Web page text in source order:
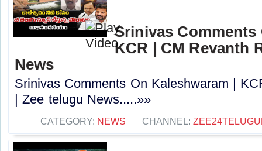
Srinivas Comments
KCR | CM Revanth
News
Srinivas Comments On Kaleshwaram |
| Zee telugu News.....»»
CATEGORY: NEWS CHANNEL: